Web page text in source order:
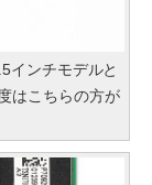
インチモデルと
はこちらの方が